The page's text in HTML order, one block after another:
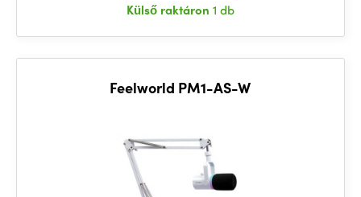
Külső raktáron 1 db
Feelworld PM1-AS-W